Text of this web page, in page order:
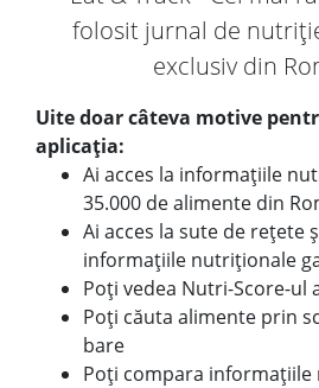
folosit jurnal de
exclusiv din
Uite doar câteva motive
aplicația:
Ai acces la informațiile
35.000 de alimente din
Ai acces la sute de rețete
informațiile nutriționale
Poți vedea Nutri-Score-ul
Poți căuta alimente prin
bare
Poți compara